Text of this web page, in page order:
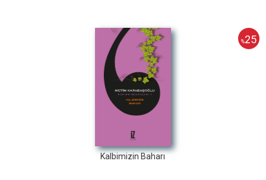
%25
Kalbimizin Baharı